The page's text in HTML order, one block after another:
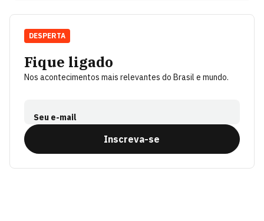
Fique ligado
Nos acontecimentos mais relevantes do Brasil e mundo.
Seu e-mail
Inscreva-se
DESPERTA